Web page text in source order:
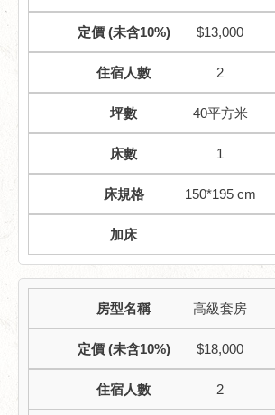
$13,000
2
40平方米
1
150*195 cm
高級套房
$18,000
2